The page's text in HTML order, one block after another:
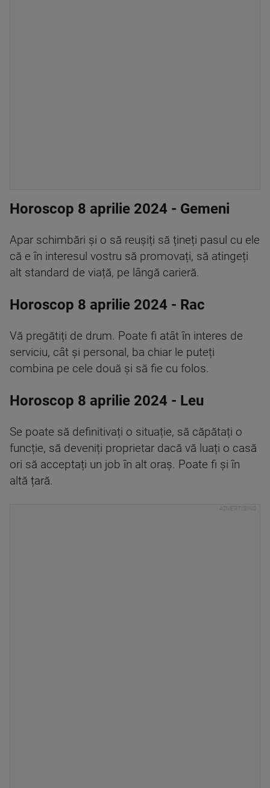
Horoscop 8 aprilie 2024 - Gemeni
Apar schimbări și o să reușiți să țineți pasul cu ele
că e în interesul vostru să promovați, să atingeți
alt standard de viață, pe lângă carieră.
Horoscop 8 aprilie 2024 - Rac
Vă pregătiți de drum. Poate fi atât în interes de
serviciu, cât și personal, ba chiar le puteți
combina pe cele două și să fie cu folos.
Horoscop 8 aprilie 2024 - Leu
Se poate să definitivați o situație, să căpătați o
funcție, să deveniți proprietar dacă vă luați o casă
ori să acceptați un job în alt oraș. Poate fi și în
altă țară.